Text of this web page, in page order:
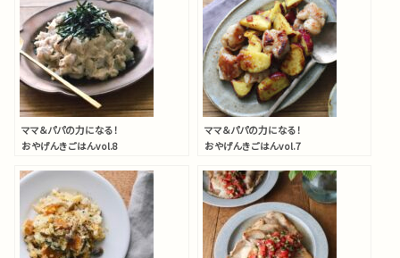
ママ＆パパの力になる！
おやげんきごはんvol.8
里芋のポテトサラダ
ママ＆パパの力になる！
おやげんきごはんvol.7
さつまいもと鶏肉の梅マス
タード炒め